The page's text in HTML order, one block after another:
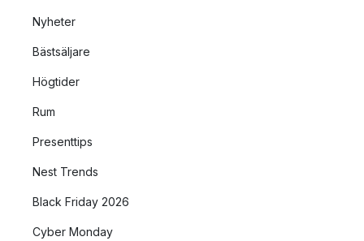
Nyheter
Bästsäljare
Högtider
Rum
Presenttips
Nest Trends
Black Friday 2026
Cyber Monday